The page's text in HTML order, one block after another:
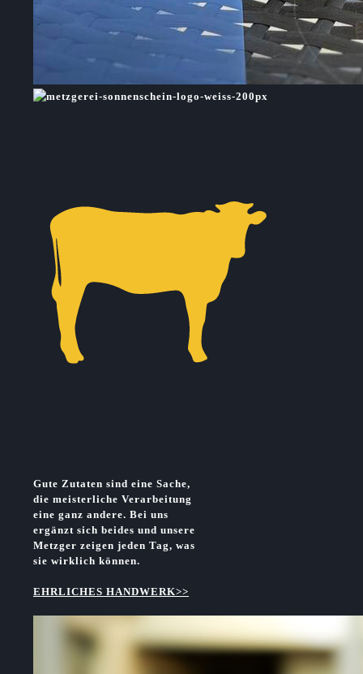
Gute Zutaten sind eine Sache,
die meisterliche Verarbeitung
eine ganz andere. Bei uns
ergänzt sich beides und unsere
Metzger zeigen jeden Tag, was
sie wirklich können.
EHRLICHES HANDWERK>>